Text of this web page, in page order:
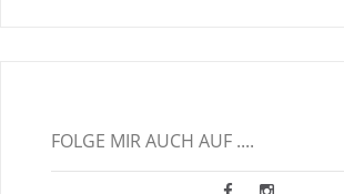
FOLGE MIR AUCH AUF ....